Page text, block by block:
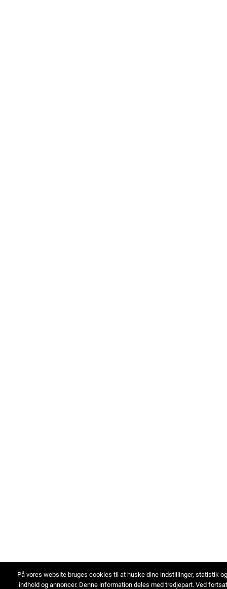
På vores website bruges cookies til at huske dine indstillinger, statistik
indhold og annoncer. Denne information deles med tredjepart. Ved